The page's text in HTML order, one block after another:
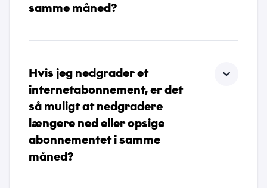
samme måned?
Hvis jeg nedgrader et
internetabonnement, er det
så muligt at nedgradere
længere ned eller opsige
abonnementet i samme
måned?